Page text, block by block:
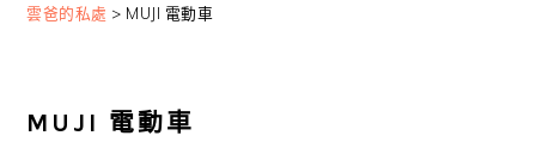
雲爸的私處 > MUJI 電動車
MUJI 電動車